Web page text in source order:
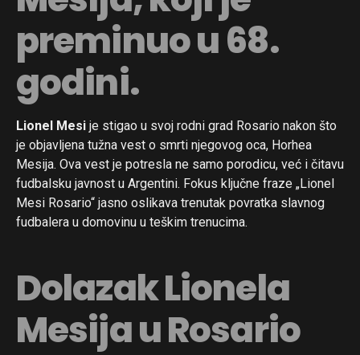
preminuo u 68.
godini.
Lionel Mesi je stigao u svoj rodni grad Rosario nakon što
je objavljena tužna vest o smrti njegovog oca, Horhea
Mesija. Ova vest je potresla ne samo porodicu, već i čitavu
fudbalsku javnost u Argentini. Fokus ključne fraze „Lionel
Mesi Rosario“ jasno oslikava trenutak povratka slavnog
fudbalera u domovinu u teškim trenucima.
Dolazak Lionela
Mesija u Rosario